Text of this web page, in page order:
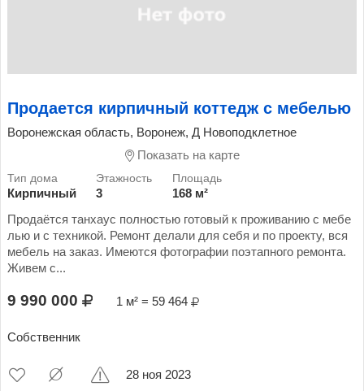
Продается кирпичный коттедж с мебелью
Воронежская область, Воронеж, Д Новоподклетное
Показать на карте
Кирпичный 3
168 м²
Продаётся танхаус полностью готовый к проживанию с мебе
лью и с техникой. Ремонт делали для себя и по проекту, вся
мебель на заказ. Имеются фотографии поэтапного ремонта.
Живем с...
9 990 000 1 м² = 59 464
Собственник
28 ноя 2023